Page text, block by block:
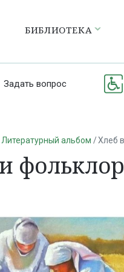
БИБЛИОТЕКА
Задать вопрос
Литературный альбом Хлеб